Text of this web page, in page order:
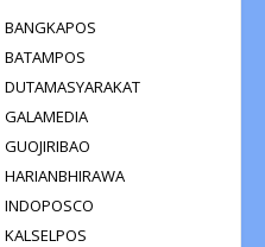
BANGKAPOS
BATAMPOS
DUTAMASYARAKAT
GALAMEDIA
GUOJIRIBAO
HARIANBHIRAWA
INDOPOSCO
KALSELPOS